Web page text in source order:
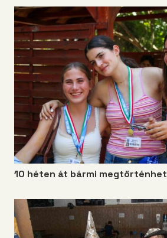
10 héten át bármi megtörténhet